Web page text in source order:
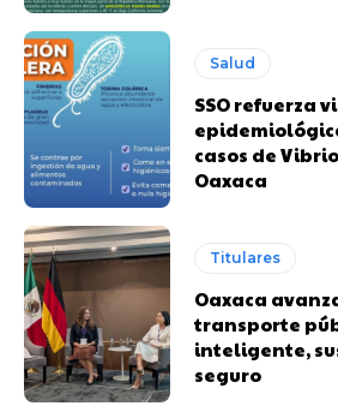
Salud
SSO refuerza
casos de
Oaxaca
Titulares
Oaxaca
transporte
inteligente,
seguro